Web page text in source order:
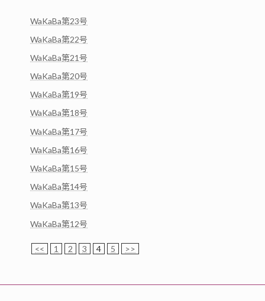
WaKaBa第23号
WaKaBa第22号
WaKaBa第21号
WaKaBa第20号
WaKaBa第19号
WaKaBa第18号
WaKaBa第17号
WaKaBa第16号
WaKaBa第15号
WaKaBa第14号
WaKaBa第13号
WaKaBa第12号
<< 1 2 3 4 5 >>